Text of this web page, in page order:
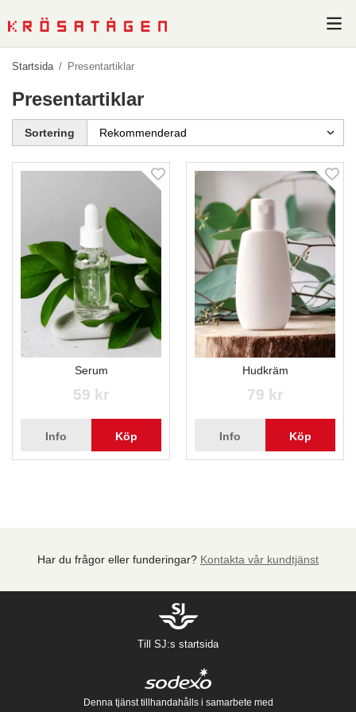
Startsida / Presentartiklar
Presentartiklar
Sortering
Serum
59 kr
Info Köp
Hudkräm
79 kr
Info Köp
Har du frågor eller funderingar? Kontakta vår kundtjänst
Till SJ:s startsida
Denna tjänst tillhandahålls i samarbete med